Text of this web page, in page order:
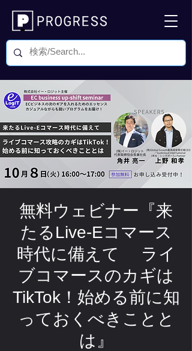
無料ウェビナー『来
たるLive-Eコマース
時代に備えて ライ
ブコマースのカギは
TikTok！始める前に知
っておくべきことと
は』